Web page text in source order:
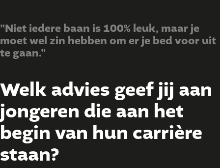
"Niet iedere baan is 100% leuk, maar je
moet wel zin hebben om er je bed voor uit
te gaan."
Welk advies geef jij aan
jongeren die aan het
begin van hun carrière
staan?